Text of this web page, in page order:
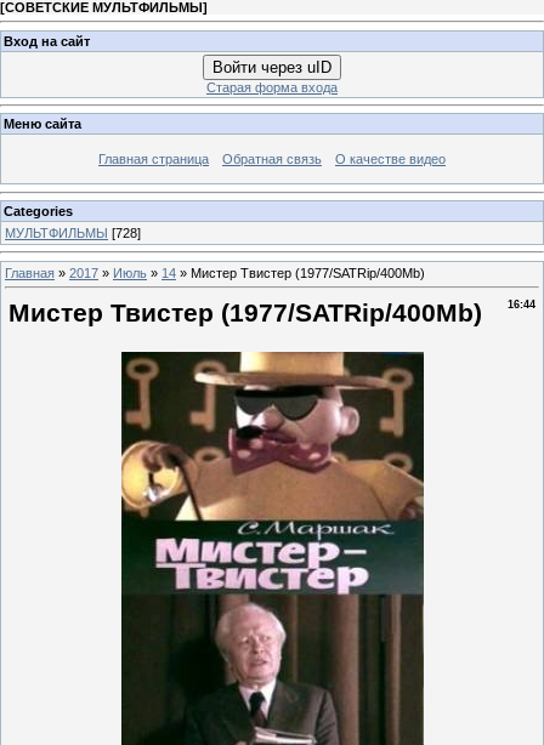
[СОВЕТСКИЕ МУЛЬТФИЛЬМЫ]
Вход на сайт
Войти через uID
Старая форма входа
Меню сайта
Главная страница Обратная связь О качестве видео
Categories
МУЛЬТФИЛЬМЫ [728]
Главная » 2017 » Июль » 14 » Мистер Твистер (1977/SATRip/400Mb)
16:44
Мистер Твистер (1977/SATRip/400Mb)